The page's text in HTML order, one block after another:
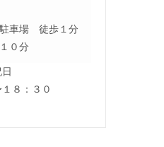
駐車場 徒歩１分
０分
８：３０